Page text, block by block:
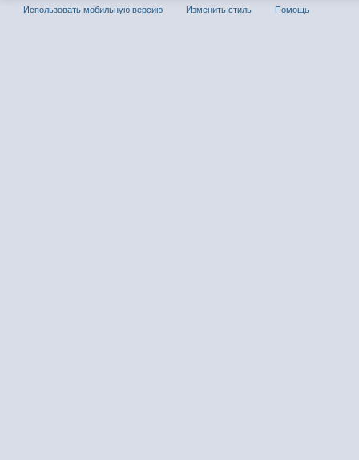
Использовать мобильную версию Изменить стиль Помощь